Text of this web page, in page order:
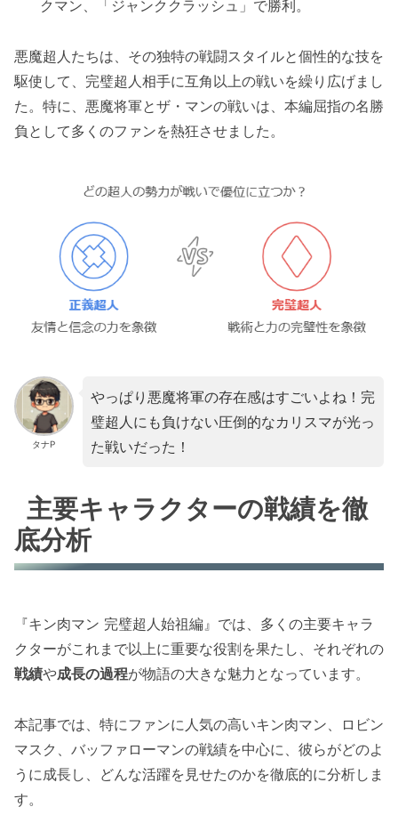
クマン、「ジャンククラッシュ」で勝利。
悪魔超人たちは、その独特の戦闘スタイルと個性的な技を
駆使して、完璧超人相手に互角以上の戦いを繰り広げまし
た。特に、悪魔将軍とザ・マンの戦いは、本編屈指の名勝
負として多くのファンを熱狂させました。
タナP
やっぱり悪魔将軍の存在感はすごいよね！完
璧超人にも負けない圧倒的なカリスマが光っ
た戦いだった！
主要キャラクターの戦績を徹
底分析
『キン肉マン 完璧超人始祖編』では、多くの主要キャラ
クターがこれまで以上に重要な役割を果たし、それぞれの
戦績や成長の過程が物語の大きな魅力となっています。
本記事では、特にファンに人気の高いキン肉マン、ロビン
マスク、バッファローマンの戦績を中心に、彼らがどのよ
うに成長し、どんな活躍を見せたのかを徹底的に分析しま
す。